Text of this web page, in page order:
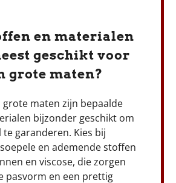
en materialen
geschikt voor
grote maten?
maten zijn bepaalde
bijzonder geschikt om
garanderen. Kies bij
en ademende stoffen
en viscose, die zorgen
pasvorm en een prettig